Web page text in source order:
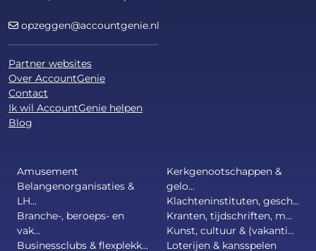
opzeggen@accountgenie.nl
Partner websites
Over AccountGenie
Contact
Ik wil AccountGenie helpen
Blog
Amusement
Belangenorganisaties &
LH...
Branche-, beroeps- en
vak...
Businessclubs & flexplekk...
Kerkgenootschappen &
gelo...
Klachteninstituten, gesch...
Kranten, tijdschriften, m...
Kunst, cultuur & (vakanti...
Loterijen & kansspelen